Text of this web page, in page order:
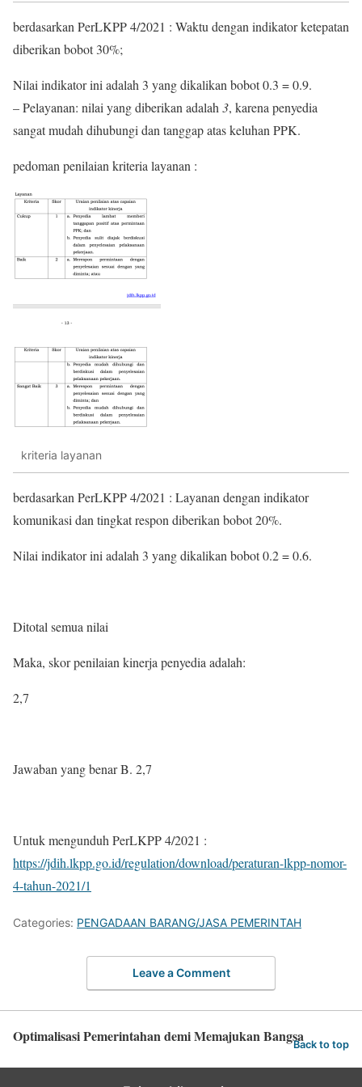
berdasarkan PerLKPP 4/2021 : Waktu dengan indikator ketepatan
diberikan bobot 30%;
Nilai indikator ini adalah 3 yang dikalikan bobot 0.3 = 0.9.
– Pelayanan: nilai yang diberikan adalah 3, karena penyedia
sangat mudah dihubungi dan tanggap atas keluhan PPK.
pedoman penilaian kriteria layanan :
kriteria layanan
berdasarkan PerLKPP 4/2021 : Layanan dengan indikator
komunikasi dan tingkat respon diberikan bobot 20%.
Nilai indikator ini adalah 3 yang dikalikan bobot 0.2 = 0.6.
Ditotal semua nilai
Maka, skor penilaian kinerja penyedia adalah:
2,7
Jawaban yang benar B. 2,7
Untuk mengunduh PerLKPP 4/2021 :
https://jdih.lkpp.go.id/regulation/download/peraturan-lkpp-nomor-
4-tahun-2021/1
Categories: PENGADAAN BARANG/JASA PEMERINTAH
Leave a Comment
Optimalisasi Pemerintahan demi Memajukan BangsaBack to top